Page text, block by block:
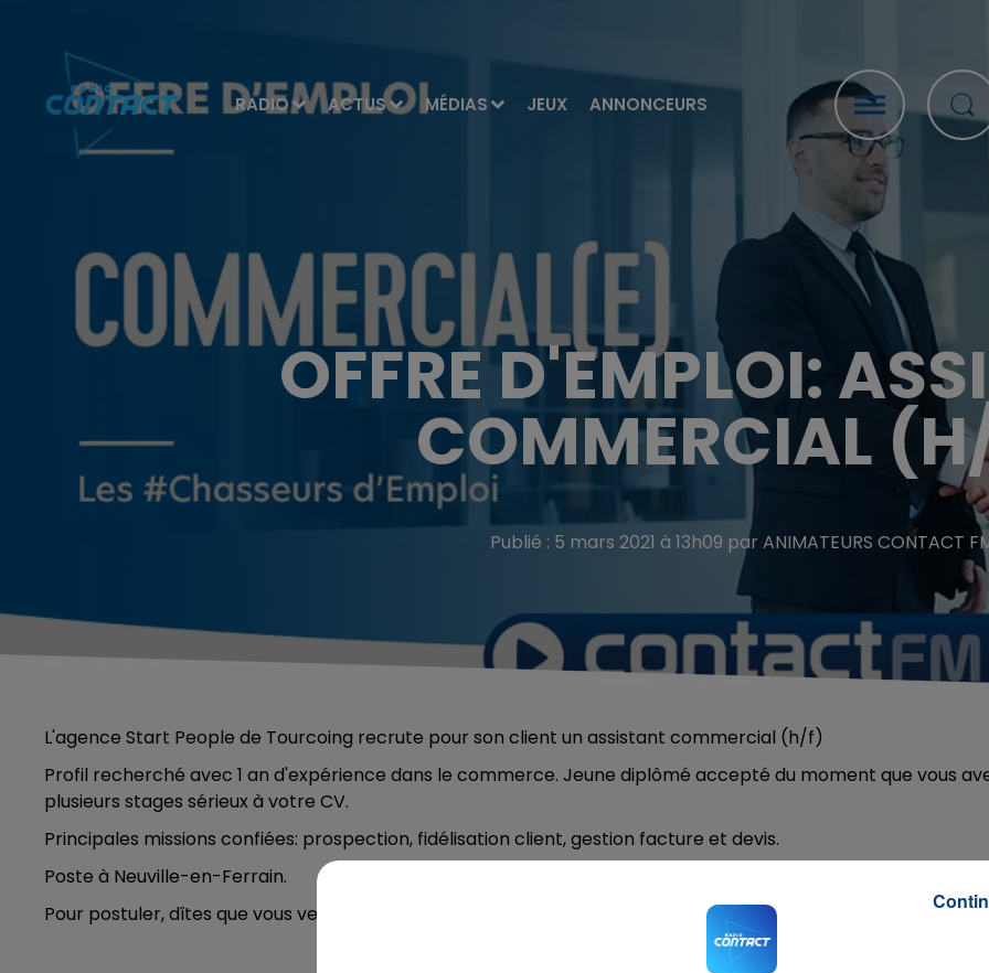
RADIO ACTUS MÉDIAS JEUX ANNONCEURS
OFFRE D'EMPLOI:
COMMERCIAL
Publié : 5 mars 2021 à 13h09 par ANIMATEURS CONTACT
L'agence Start People de Tourcoing recrute pour son client un assistant commercial (h/f)
Profil recherché avec 1 an d'expérience dans le commerce. Jeune diplômé accepté du moment que vous
plusieurs stages sérieux à votre CV.
Principales missions confiées: prospection, fidélisation client, gestion facture et devis.
Poste à Neuville-en-Ferrain.
Pour postuler, dîtes que vous venez de la part de Contact FM
: 03 20 68 39 40 outourcoing@startpeople.fr